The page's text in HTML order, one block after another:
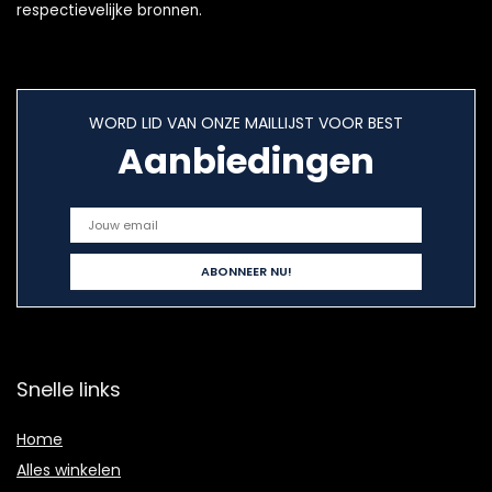
respectievelijke bronnen.
WORD LID VAN ONZE MAILLIJST VOOR BEST
Aanbiedingen
Snelle links
Home
Alles winkelen